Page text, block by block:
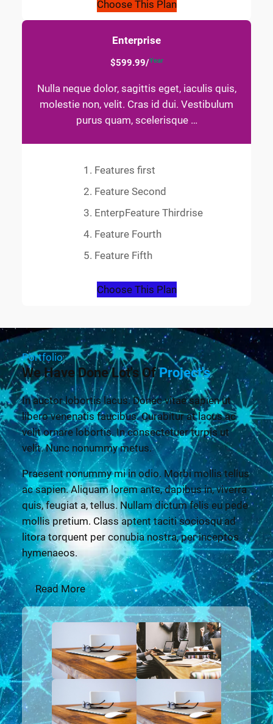
Choose This Plan
Enterprise
$599.99/Year
Nulla neque dolor, sagittis eget, iaculis quis,
molestie non, velit. Cras id dui. Vestibulum
purus quam, scelerisque …
Features first
Feature Second
EnterpFeature Thirdrise
Feature Fourth
Feature Fifth
Choose This Plan
Portfolio
We Have Done Lot's OfProject's
In auctor lobortis lacus. Donec vitae sapien ut
libero venenatis faucibus. Curabitur at lacus ac
velit ornare lobortis. In consectetuer turpis ut
velit. Nunc nonummy metus.
Praesent nonummy mi in odio. Morbi mollis tellus
ac sapien. Aliquam lorem ante, dapibus in, viverra
quis, feugiat a, tellus. Nullam dictum felis eu pede
mollis pretium. Class aptent taciti sociosqu ad
litora torquent per conubia nostra, per inceptos
hymenaeos.
Read More